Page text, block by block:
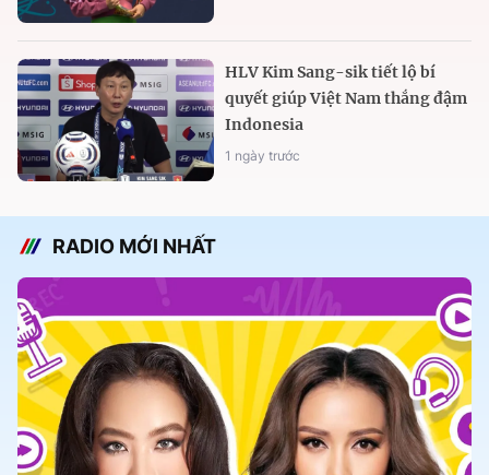
HLV Kim Sang-sik tiết lộ bí
quyết giúp Việt Nam thắng đậm
Indonesia
1 ngày trước
RADIO MỚI NHẤT